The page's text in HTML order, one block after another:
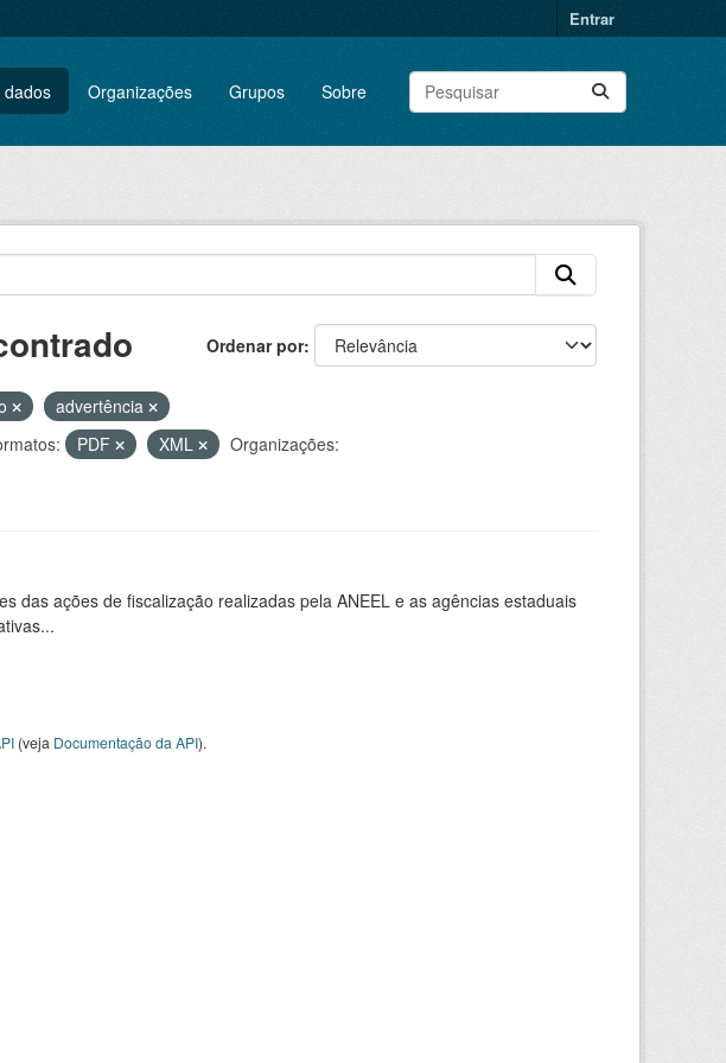
Entrar
dados Organizações Grupos Sobre
Ordenar por
advertência
PDF XML
Organizações:
das ações de fiscalização realizadas pela ANEEL e as agências estaduais
(veja Documentação da API).